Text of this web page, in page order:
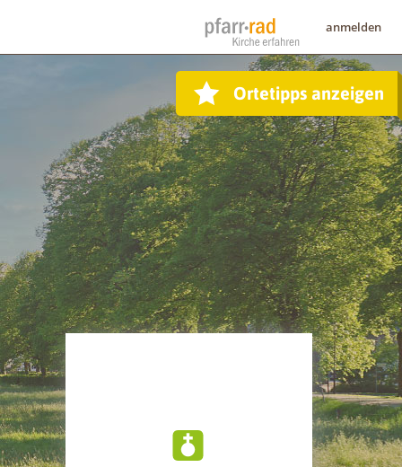
anmelden
Ortetipps anzeigen